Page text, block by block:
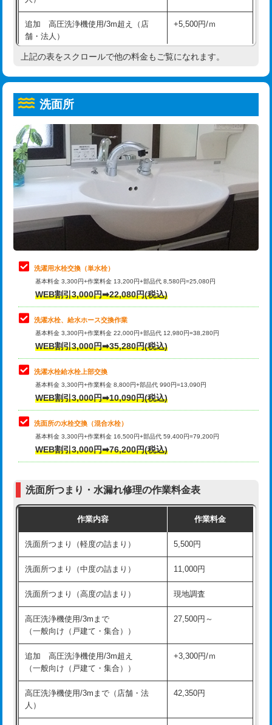
コンクリート斫り（厚さ10㎝超え）
モルタル補修（厚さ10㎝まで） 27,500円
モルタル補修（厚さ10㎝超え） 38,500円
洗面台設置 38,500円
追加人工
廃棄・処分 現場見積
※給水管工事は20mmまでの価格です。
給水管工事※（ホール加工)
給水管工事※（バンド止め) 3,300円
給水管工事※（支持金具設置) 5,500円
給水管工事※（保温材使用（バンド止
め込み）)
5,500円
給水管工事※（土の掘削・埋め戻し作
業)
11,000円
給水管工事※（塩ビ管（VP・HI）使
用/3ｍまで)
33,000円
給水管工事※（塩ビ管（VP・HI）使
用（追加）/3ｍ超え)
給水管工事※（ライニング鋼管・銅
管・ポリ管・HT管使用/3ｍまで)
44,000円
給水管工事※（ライニング鋼管・銅
管・ポリ管・HT管使用/3ｍ超え)
排水管工事（土の掘削・埋め戻し作
業）
排水管工事（排水管工事/3ｍまで） 55,000円
排水管工事（追加 排水管工事/3ｍ超
え）
マス交換（土の掘削・埋め戻し作業）
マス交換（深さ50㎝未満）
マス交換（深さ50㎝以上）
モルタル補修（厚さ10㎝まで） 27,500円
モルタル補修（厚さ10㎝超え） 38,500円
洗面台設置 38,500円
バスタブ設置 現場見積
追加人工 16,500円
廃棄・処分 現場見積
※給水管工事は20mmまでの価格です。
追加 高圧洗浄機使用/3m超え（店
舗・法人）
+5,500円/ｍ
高度高圧洗浄換 現地調査
トーラー機使用/3mまで
追加トーラー機使用/3m超え +3,300円
カメラ調査 33,000円
桝清掃
止水・漏水調査・防水処理・清掃・修
理・調整・分解・加工など（軽作業）
11,000円
止水・漏水調査・防水処理・清掃・修
理・調整・分解・加工など（中作業）
22,000円
止水・漏水調査・防水処理・清掃・修
理・調整・分解・加工など（重作業）
33,000円
キッチンタンク脱着
その他部品の脱着
交換・取付（タンク）
交換・取付(単水栓（壁付・デッキ
式）)
交換・取付(混合水栓（壁付・デッキ
式・ワンホール）)
16,500円+材料費
（P/S/ポップアップ））
交換・取付（その他部品） 11,000円+材料費
持込商品取付（単水栓） 13,200円
持込商品取付（混合水栓） 16,500円
持込商品取付（浄水器・分岐水栓） 16,500円
給水管工事※（ホール加工) 16,500円
給水管工事※（バンド止め)
給水管工事※（支持金具設置) 5,500円
給水管工事※（保温材使用（バンド止
め込み）)
5,500円
給水管工事※（土の掘削・埋め戻し作
11,000円
上記の表をスクロールで他の料金もご覧になれます。
洗面所
洗濯用水栓交換（単水栓）
基本料金 3,300円+作業料金 13,200円+部品代 8,580円=25,080円
WEB割引3,000円➡22,080円(税込)
洗濯水栓、給水ホース交換作業
基本料金 3,300円+作業料金 22,000円+部品代 12,980円=38,280円
WEB割引3,000円➡35,280円(税込)
洗濯水栓給水栓上部交換
基本料金 3,300円+作業料金 8,800円+部品代 990円=13,090円
WEB割引3,000円➡10,090円(税込)
洗面所の水栓交換（混合水栓）
基本料金 3,300円+作業料金 16,500円+部品代 59,400円=79,200円
WEB割引3,000円➡76,200円(税込)
洗面所つまり・水漏れ修理の作業料金表
作業内容 作業料金
洗面所つまり（軽度の詰まり） 5,500円
洗面所つまり（中度の詰まり） 11,000円
洗面所つまり（高度の詰まり） 現地調査
高圧洗浄機使用/3mまで
（一般向け（戸建て・集合））
27,500円～
追加 高圧洗浄機使用/3m超え
（一般向け（戸建て・集合））
+3,300円/ｍ
高圧洗浄機使用/3mまで（店舗・法
人）
42,350円